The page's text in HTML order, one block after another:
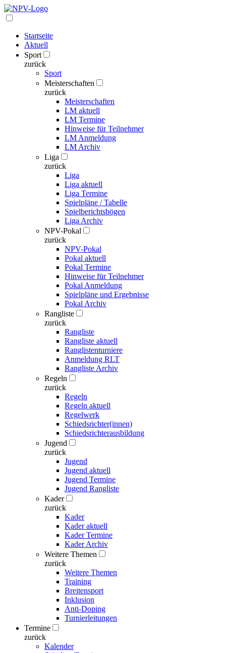
Startseite
Aktuell
Sport
zurück
Sport
Meisterschaften
zurück
Meisterschaften
LM aktuell
LM Termine
Hinweise für Teilnehmer
LM Anmeldung
LM Archiv
Liga
zurück
Liga
Liga aktuell
Liga Termine
Spielpläne / Tabelle
Spielberichtsbögen
Liga Archiv
NPV-Pokal
zurück
NPV-Pokal
Pokal aktuell
Pokal Termine
Hinweise für Teilnehmer
Pokal Anmeldung
Spielpläne und Ergebnisse
Pokal Archiv
Rangliste
zurück
Rangliste
Rangliste aktuell
Ranglistenturniere
Anmeldung RLT
Rangliste Archiv
Regeln
zurück
Regeln
Regeln aktuell
Regelwerk
Schiedsrichter(innen)
Schiedsrichterausbildung
Jugend
zurück
Jugend
Jugend aktuell
Jugend Termine
Jugend Rangliste
Kader
zurück
Kader
Kader aktuell
Kader Termine
Kader Archiv
Weitere Themen
zurück
Weitere Themen
Training
Breitensport
Inklusion
Anti-Doping
Turnierleitungen
Termine
zurück
Kalender